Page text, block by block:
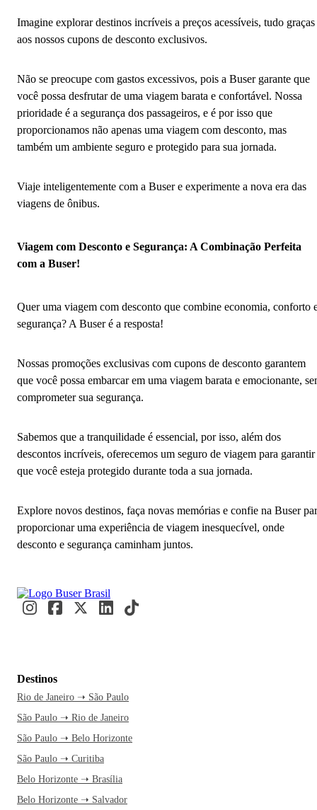
Imagine explorar destinos incríveis a preços acessíveis, tudo graças
aos nossos cupons de desconto exclusivos.
Não se preocupe com gastos excessivos, pois a Buser garante que
você possa desfrutar de uma viagem barata e confortável. Nossa
prioridade é a segurança dos passageiros, e é por isso que
proporcionamos não apenas uma viagem com desconto, mas
também um ambiente seguro e protegido para sua jornada.
Viaje inteligentemente com a Buser e experimente a nova era das
viagens de ônibus.
Viagem com Desconto e Segurança: A Combinação Perfeita
com a Buser!
Quer uma viagem com desconto que combine economia, conforto
segurança? A Buser é a resposta!
Nossas promoções exclusivas com cupons de desconto garantem
que você possa embarcar em uma viagem barata e emocionante,
comprometer sua segurança.
Sabemos que a tranquilidade é essencial, por isso, além dos
descontos incríveis, oferecemos um seguro de viagem para garantir
que você esteja protegido durante toda a sua jornada.
Explore novos destinos, faça novas memórias e confie na Buser
proporcionar uma experiência de viagem inesquecível, onde
desconto e segurança caminham juntos.
Destinos
Rio de Janeiro ➝ São Paulo
São Paulo ➝ Rio de Janeiro
São Paulo ➝ Belo Horizonte
São Paulo ➝ Curitiba
Belo Horizonte ➝ Brasília
Belo Horizonte ➝ Salvador